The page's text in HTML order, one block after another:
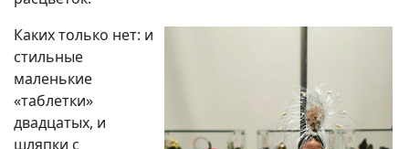
Каких только нет: и
стильные
маленькие
«таблетки»
двадцатых, и
шляпки с